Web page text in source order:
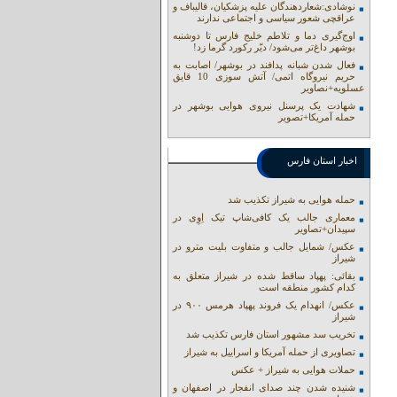
نوشادی:شعاردهندگان علیه پزشکیان، قالیباف و
عراقچی شعور سیاسی و اجتماعی ندارند
اوج‌گیری دما و تلاطم خلیج فارس تا دوشنبه
بوشهر داغ‌تر می‌شود/ دیّر رکورد گرما زد!
فعال شدن شبانه پدافند در بوشهر/ اصابت به
حریم نیروگاه اتمی/ آتش سوزی 10 قایق
عسلویه+نصاویر
شهادت یک پرسنل نیروی هوایی بوشهر در
حمله آمریکا+تصویر
اخبار استان فارس
حمله هوایی به شیراز تکذیب شد
معماری جالب یک کافی‌شاپ تیک اِوِی در
سپیدان+تصاویر
عکس/ شمایل جالب و متفاوت بلیت مترو در
شیراز
بقائی: پهپاد ساقط شده در شیراز متعلق به
کدام کشور منطقه است
عکس/ انهدام یک فروند پهپاد هرمس ۹۰۰ در
شیراز
تخریب سد مشهور استان فارس تکذیب شد
تصاویری از حمله آمریکا و اسراییل به شیراز
حملات هوایی به شیراز + عکس
شنیده شدن چند صدای انفجار در اصفهان و